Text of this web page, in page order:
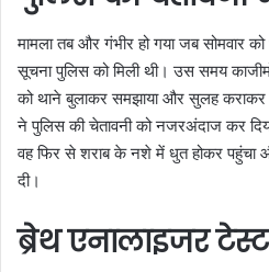
मामला तब और गंभीर हो गया जब सोमवार को
सूचना पुलिस को मिली थी। उस समय
को थाने बुलाकर समझाया और सुलह कराकर
ने पुलिस की चेतावनी को नजरअंदाज कर
वह फिर से शराब के नशे में धुत होकर पहुंचा
दी।
ब्रेथ एनालाइजर